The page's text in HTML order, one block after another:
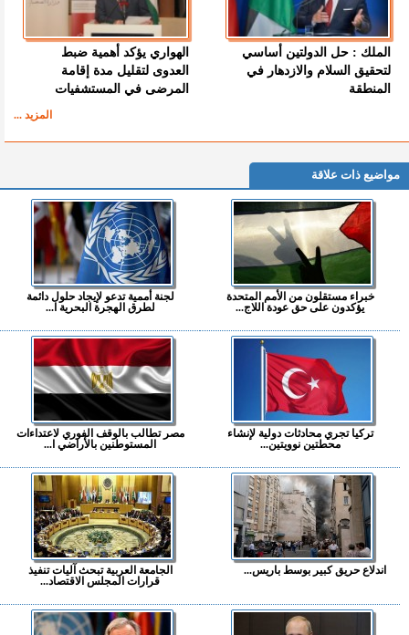
الملك : حل الدولتين أساسي
لتحقيق السلام والازدهار في
المنطقة
الهواري يؤكد أهمية ضبط
العدوى لتقليل مدة إقامة
المرضى في المستشفيات
المزيد ...
مواضيع ذات علاقة
خبراء مستقلون من الأمم المتحدة
يؤكدون على حق عودة اللاج...
لجنة أممية تدعو لإيجاد حلول دائمة
لطرق الهجرة البحرية ا...
تركيا تجري محادثات دولية لإنشاء
محطتين نوويتين...
مصر تطالب بالوقف الفوري لاعتداءات
المستوطنين بالأراضي ا...
اندلاع حريق كبير بوسط باريس...
الجامعة العربية تبحث آليات تنفيذ
قرارات المجلس الاقتصاد...